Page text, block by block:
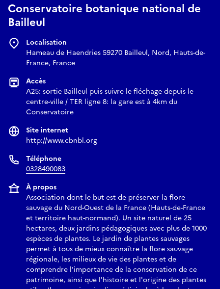
Conservatoire botanique national de
Bailleul
Localisation
Hameau de Haendries 59270 Bailleul, Nord, Hauts-de-
France, France
Accès
A25: sortie Bailleul puis suivre le fléchage depuis le
centre-ville / TER ligne 8: la gare est à 4km du
Conservatoire
Site internet
http://www.cbnbl.org
Téléphone
0328490083
À propos
Association dont le but est de préserver la flore
sauvage du Nord-Ouest de la France (Hauts-de-France
et territoire haut-normand). Un site naturel de 25
hectares, deux jardins pédagogiques avec plus de 1000
espèces de plantes. Le jardin de plantes sauvages
permet à tous de mieux connaître la flore sauvage
régionale, les milieux de vie des plantes et de
comprendre l'importance de la conservation de ce
patrimoine, ainsi que l'histoire et l'origine des plantes